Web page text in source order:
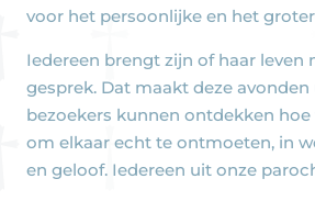
voor het persoonlijke en het
Iedereen brengt zijn of haar leven
gesprek. Dat maakt deze avonden
bezoekers kunnen ontdekken
om elkaar echt te ontmoeten, in
en geloof. Iedereen uit onze